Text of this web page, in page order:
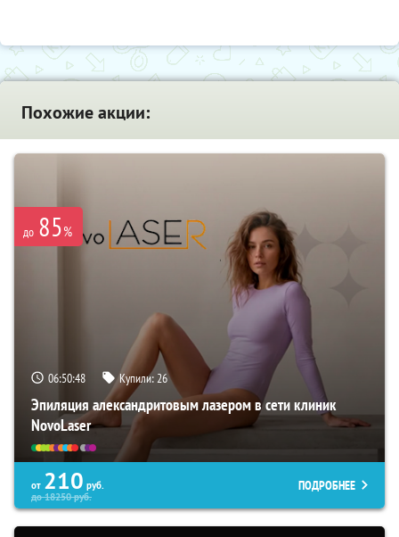
Похожие акции:
до 85%
06:50:47 Купили:26
Эпиляция александритовым лазером в сети клиник
NovoLaser
от 210 руб.
до18250руб.
ПОДРОБНЕЕ